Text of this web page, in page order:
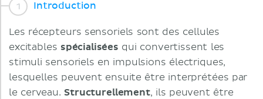
Introduction
Les récepteurs sensoriels sont des cellules
excitables spécialisées qui convertissent les
stimuli sensoriels en impulsions électriques,
lesquelles peuvent ensuite être interprétées par
le cerveau. Structurellement, ils peuvent être